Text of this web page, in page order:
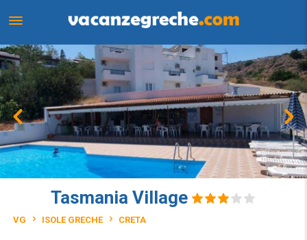
Tasmania Village
VG ISOLE GRECHE CRETA